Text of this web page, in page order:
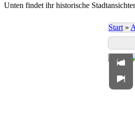
Unten findet ihr historische
Start »